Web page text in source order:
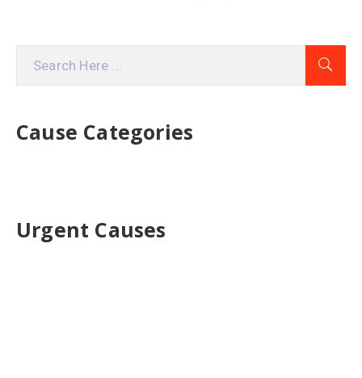
Cause Categories
Urgent Causes